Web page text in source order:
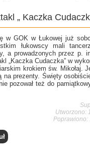
„ Kaczka
w GOK w Łukowej już
łukowscy mali
a prowadzonych przez p.
„Kaczka Cudaczka” w
krokiem św. Mikołaj.
na prezenty. Święty
pozował też do
Utworzono:
Poprawiono: